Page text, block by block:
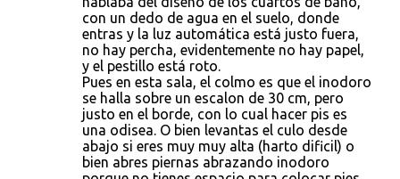
con un dedo de agua en el suelo, donde
entras y la luz automática está justo fuera,
no hay percha, evidentemente no hay papel,
y el pestillo está roto.
Pues en esta sala, el colmo es que el inodoro
se halla sobre un escalon de 30 cm, pero
justo en el borde, con lo cual hacer pis es
una odisea. O bien levantas el culo desde
abajo si eres muy muy alta (harto dificil) o
bien abres piernas abrazando inodoro